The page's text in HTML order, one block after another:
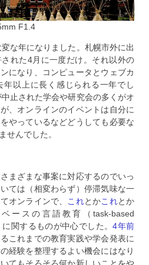
F1.4
な年になりました。札幌市外に出
れた4月に一度だけ。それ以外の
になり、コンピュータとウェブカ
年以上に長く感じられる一年でし
止された学会や研究会の多くがオ
、オンラインのイベントは自分に
やっているなどどうしても必要な
せんでした。
まざまな事案に対応するのでいっ
ては（相変わらず）停滞気味な一
オンラインで、 これとかこれとか
ースの言語教育（task-based
関するものが中心でした。4年前
これまでの教育実践や学会発表に
経験を整理するよい機会にはなり
てもそろそろ何か新しいことをや